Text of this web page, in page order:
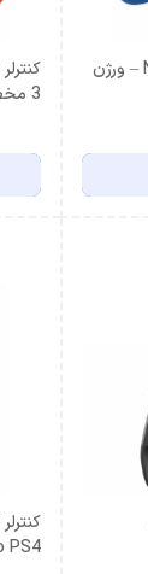
کنترلر Nacon Revolution PRO – ورژن
3 مخصوص PS4 – قرمز